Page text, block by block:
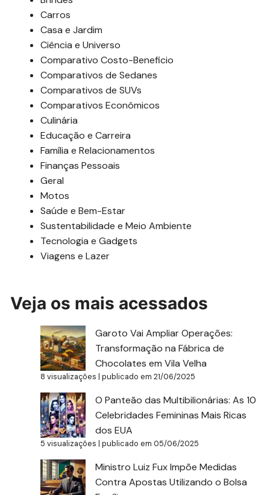
Carros
Casa e Jardim
Ciência e Universo
Comparativo Costo-Beneficio
Comparativos de Sedanes
Comparativos de SUVs
Comparativos Econômicos
Culinária
Educação e Carreira
Família e Relacionamentos
Finanças Pessoais
Geral
Motos
Saúde e Bem-Estar
Sustentabilidade e Meio Ambiente
Tecnologia e Gadgets
Viagens e Lazer
Veja os mais acessados
Garoto Vai Ampliar Operações:
Transformação na Fábrica de
Chocolates em Vila Velha
8 visualizações |publicado em 21/06/2025
O Panteão das Multibilionárias: As 10
Celebridades Femininas Mais Ricas
dos EUA
5 visualizações |publicado em 05/06/2025
Ministro Luiz Fux Impõe Medidas
Contra Apostas Utilizando o Bolsa